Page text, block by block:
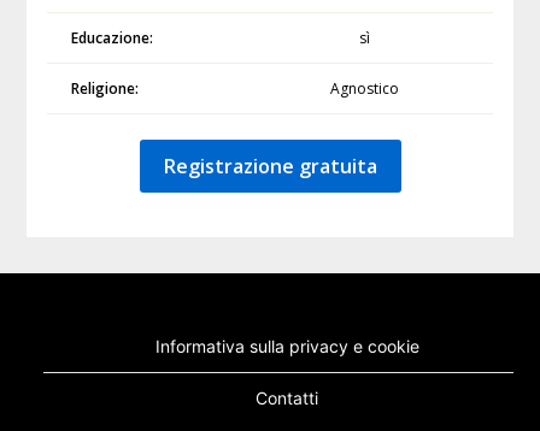
Educazione: sì
Religione: Agnostico
Registrazione gratuita
Informativa sulla privacy e cookie
Contatti